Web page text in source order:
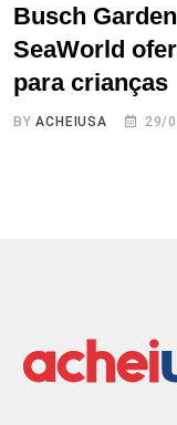
Busch
SeaWorld
para crianças
BYACHEIUSA 29/